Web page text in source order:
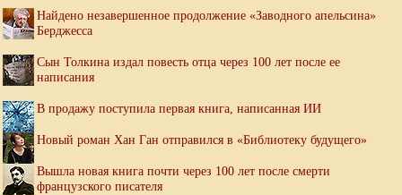
Найдено незавершенное продолжение «Заводного апельсина»
Берджесса
Сын Толкина издал повесть отца через 100 лет после ее
написания
В продажу поступила первая книга, написанная ИИ
Новый роман Хан Ган отправился в «Библиотеку будущего»
Вышла новая книга почти через 100 лет после смерти
французского писателя